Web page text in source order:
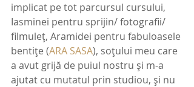
implicat pe tot parcursul cursului,
Iasminei pentru sprijin/ fotografii/
filmuleț, Aramidei pentru fabuloasele
bentițe (ARA SASA), soțului meu care
a avut grijă de puiul nostru și m-a
ajutat cu mutatul prin studiou, și nu